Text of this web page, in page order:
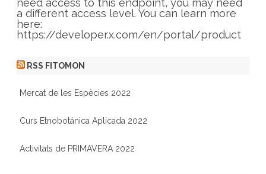
need access to this endpoint, you may need
a different access level. You can learn more
here:
https://developer.x.com/en/portal/product
RSS FITOMON
Mercat de les Espècies 2022
Curs Etnobotánica Aplicada 2022
Activitats de PRIMAVERA 2022